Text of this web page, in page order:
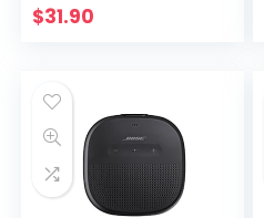
smartphones,
$31.90